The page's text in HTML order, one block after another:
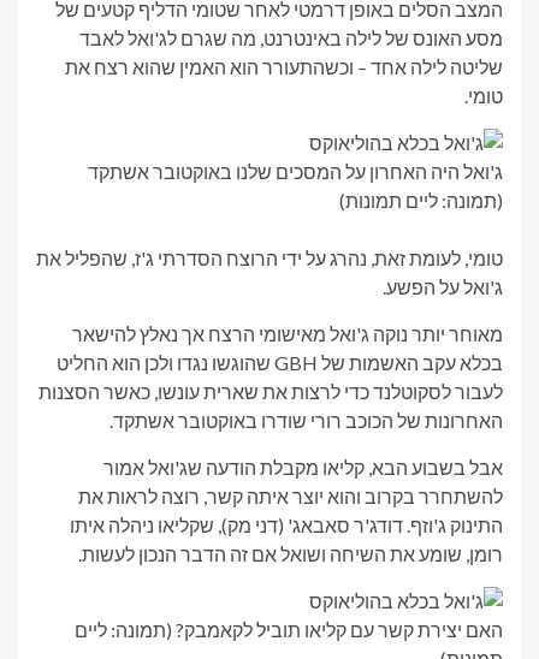
המצב הסלים באופן דרמטי לאחר שטומי הדליף קטעים של
מסע האונס של לילה באינטרנט, מה שגרם לג'ואל לאבד
שליטה לילה אחד – וכשהתעורר הוא האמין שהוא רצח את
טומי.
ג'ואל היה האחרון על המסכים שלנו באוקטובר אשתקד
(תמונה: ליים תמונות)
טומי, לעומת זאת, נהרג על ידי הרוצח הסדרתי ג'ז, שהפליל את
ג'ואל על הפשע.
מאוחר יותר נוקה ג'ואל מאישומי הרצח אך נאלץ להישאר
בכלא עקב האשמות של GBH שהוגשו נגדו ולכן הוא החליט
לעבור לסקוטלנד כדי לרצות את שארית עונשו, כאשר הסצנות
האחרונות של הכוכב רורי שודרו באוקטובר אשתקד.
אבל בשבוע הבא, קליאו מקבלת הודעה שג'ואל אמור
להשתחרר בקרוב והוא יוצר איתה קשר, רוצה לראות את
התינוק ג'וזף. דודג'ר סאבאג' (דני מק), שקליאו ניהלה איתו
רומן, שומע את השיחה ושואל אם זה הדבר הנכון לעשות.
האם יצירת קשר עם קליאו תוביל לקאמבק? (תמונה: ליים